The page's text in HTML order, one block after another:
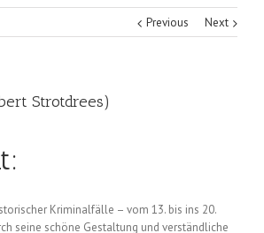
Previous Next
Strotdrees)
Kriminalfälle – vom 13. bis ins 20.
seine schöne Gestaltung und verständliche